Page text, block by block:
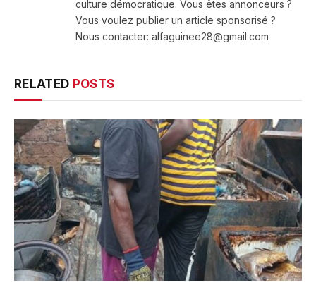
culture démocratique. Vous êtes annonceurs ?
Vous voulez publier un article sponsorisé ?
Nous contacter: alfaguinee28@gmail.com
RELATED POSTS